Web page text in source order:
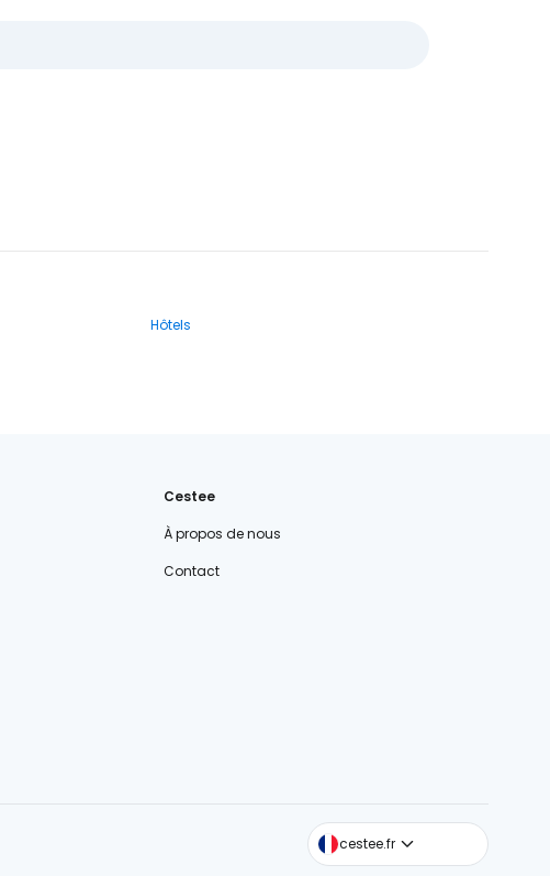
Hôtels
Cestee
À propos de nous
Contact
cestee.fr
cestee.com
cestee.sk